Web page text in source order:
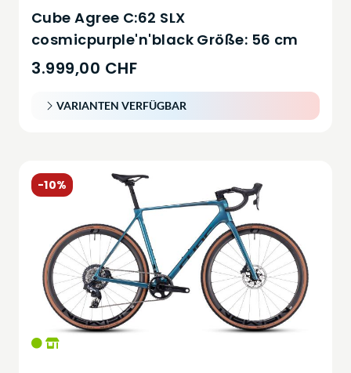
Cube Agree C:62 SLX
cosmicpurple'n'black Größe: 56 cm
3.999,00 CHF
VARIANTEN VERFÜGBAR
-10%